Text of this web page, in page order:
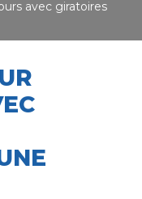
avec giratoires